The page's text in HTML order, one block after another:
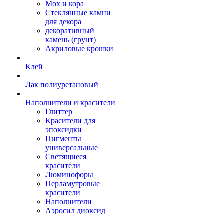
Мох и кора
Стеклянные камни
для декора
декоративный
камень (грунт)
Акриловые крошки
Клей
Лак полиуретановый
Наполнители и красители
Глиттер
Красители для
эпоксидки
Пигменты
универсальные
Светящиеся
красители
Люминофоры
Перламутровые
красители
Наполнители
Аэросил диоксид